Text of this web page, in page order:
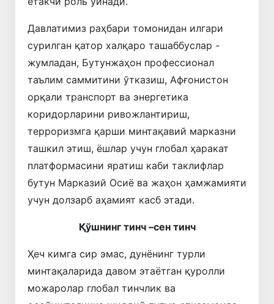
Давлатимиз раҳбари томонидан илгари
сурилган қатор халқаро ташаббуслар -
жумладан, Бутунжаҳон профессионал
таълим саммитини ўтказиш, Афғонистон
орқали транспорт ва энергетика
коридорларини ривожлантириш,
терроризмга қарши минтақавий марказни
ташкил этиш, ёшлар учун глобал ҳаракат
платформасини яратиш каби таклифлар
бутун Марказий Осиё ва жаҳон ҳамжамияти
учун долзарб аҳамият касб этади.
Қўшнинг тинч –сен тинч
Ҳеч кимга сир эмас, дунёнинг турли
минтақаларида давом этаётган қуролли
можаролар глобал тинчлик ва